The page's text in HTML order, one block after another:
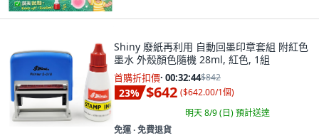
Shiny 廢紙再利用 自動回墨印章套組 附紅色
墨水 外殼顏色隨機 28ml, 紅色, 1組
首購折扣價· 00:32:42$842
23% $642 ($642.00/1個)
明天 8/9 (日)預計送達
免運 ∙ 免費退貨